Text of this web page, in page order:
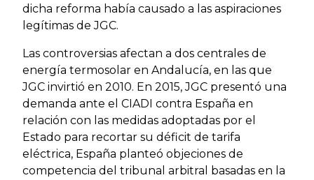
dicha reforma había causado a las aspiraciones
legítimas de JGC.
Las controversias afectan a dos centrales de
energía termosolar en Andalucía, en las que
JGC invirtió en 2010. En 2015, JGC presentó una
demanda ante el CIADI contra España en
relación con las medidas adoptadas por el
Estado para recortar su déficit de tarifa
eléctrica, España planteó objeciones de
competencia del tribunal arbitral basadas en la